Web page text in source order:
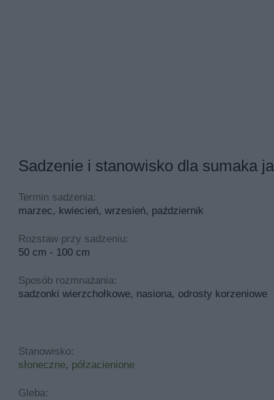
Sadzenie i stanowisko dla sumaka
Termin sadzenia:
marzec, kwiecień, wrzesień, październik
Rozstaw przy sadzeniu:
50 cm - 100 cm
Sposób rozmnażania:
sadzonki wierzchołkowe, nasiona, odrosty korzeniowe
Stanowisko:
słoneczne, półzacienione
Gleba: